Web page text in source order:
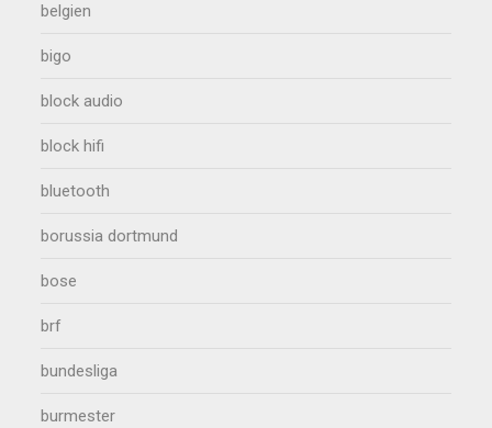
belgien
bigo
block audio
block hifi
bluetooth
borussia dortmund
bose
brf
bundesliga
burmester